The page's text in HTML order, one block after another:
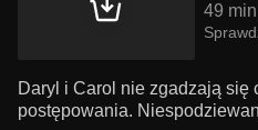
49 min
Daryl i Carol nie zgadzają się
postępowania.